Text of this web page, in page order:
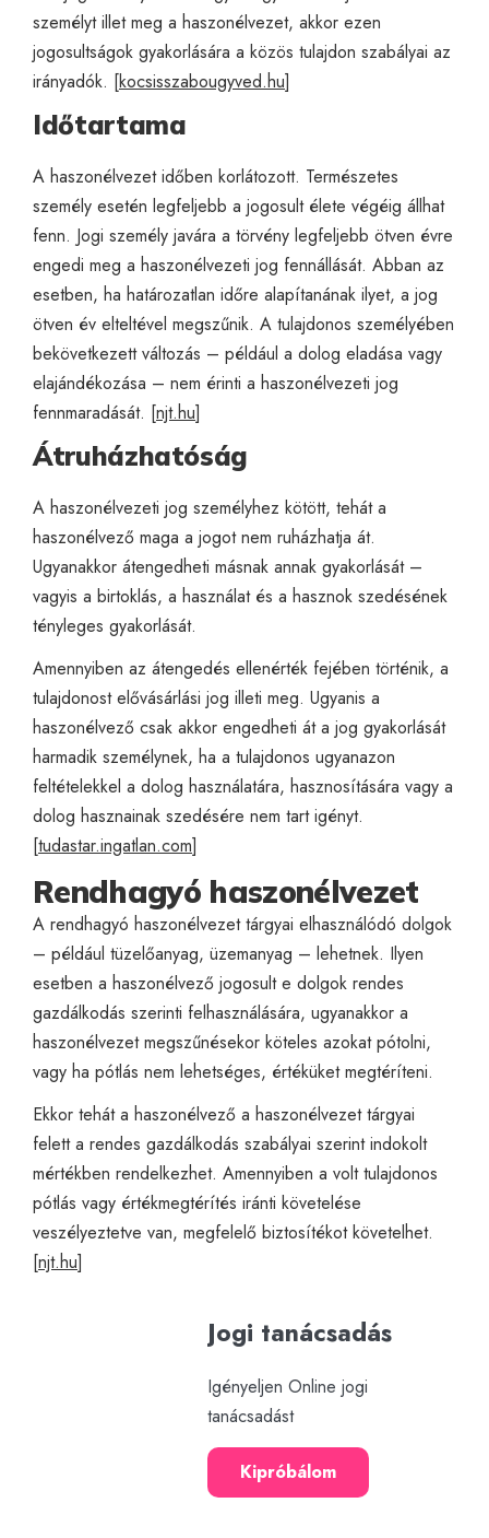
személyt illet meg a haszonélvezet, akkor ezen
jogosultságok gyakorlására a közös tulajdon szabályai az
irányadók. [kocsisszabougyved.hu]
Időtartama
A haszonélvezet időben korlátozott. Természetes
személy esetén legfeljebb a jogosult élete végéig állhat
fenn. Jogi személy javára a törvény legfeljebb ötven évre
engedi meg a haszonélvezeti jog fennállását. Abban az
esetben, ha határozatlan időre alapítanának ilyet, a jog
ötven év elteltével megszűnik. A tulajdonos személyében
bekövetkezett változás – például a dolog eladása vagy
elajándékozása – nem érinti a haszonélvezeti jog
fennmaradását. [njt.hu]
Átruházhatóság
A haszonélvezeti jog személyhez kötött, tehát a
haszonélvező maga a jogot nem ruházhatja át.
Ugyanakkor átengedheti másnak annak gyakorlását –
vagyis a birtoklás, a használat és a hasznok szedésének
tényleges gyakorlását.
Amennyiben az átengedés ellenérték fejében történik, a
tulajdonost elővásárlási jog illeti meg. Ugyanis a
haszonélvező csak akkor engedheti át a jog gyakorlását
harmadik személynek, ha a tulajdonos ugyanazon
feltételekkel a dolog használatára, hasznosítására vagy a
dolog hasznainak szedésére nem tart igényt.
[tudastar.ingatlan.com]
Rendhagyó haszonélvezet
A rendhagyó haszonélvezet tárgyai elhasználódó dolgok
– például tüzelőanyag, üzemanyag – lehetnek. Ilyen
esetben a haszonélvező jogosult e dolgok rendes
gazdálkodás szerinti felhasználására, ugyanakkor a
haszonélvezet megszűnésekor köteles azokat pótolni,
vagy ha pótlás nem lehetséges, értéküket megtéríteni.
Ekkor tehát a haszonélvező a haszonélvezet tárgyai
felett a rendes gazdálkodás szabályai szerint indokolt
mértékben rendelkezhet. Amennyiben a volt tulajdonos
pótlás vagy értékmegtérítés iránti követelése
veszélyeztetve van, megfelelő biztosítékot követelhet.
[njt.hu]
Jogi tanácsadás
Igényeljen Online jogi
tanácsadást
Kipróbálom